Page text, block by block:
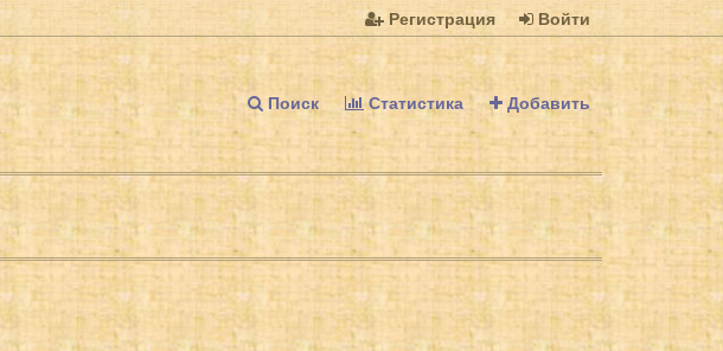
Регистрация Войти
Поиск Статистика Добавить